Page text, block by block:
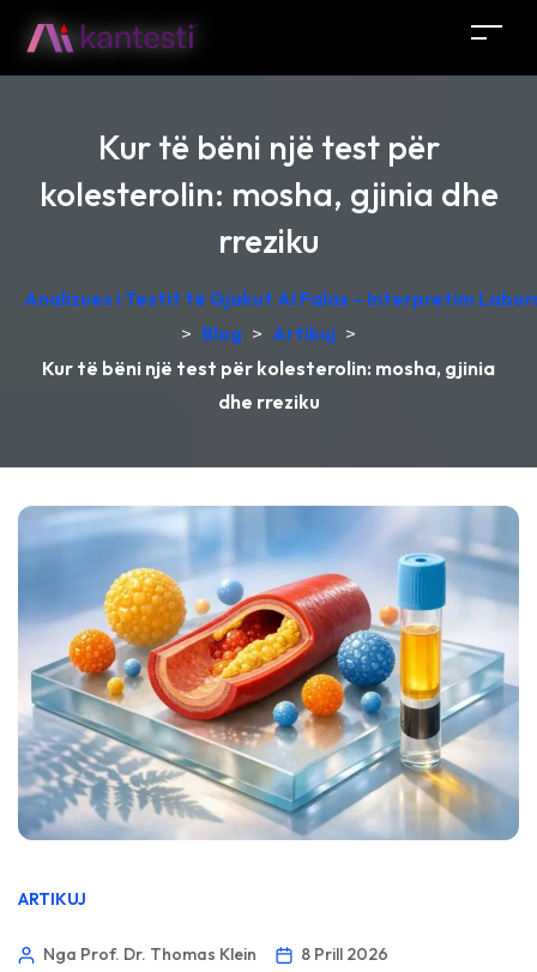
Kur të bëni një test për
kolesterolin: mosha, gjinia dhe
rreziku
Analizues i Testit të Gjakut AI Falas – Interpretim
> Blog > Artikuj >
Kur të bëni një test për kolesterolin: mosha, gjinia
dhe rreziku
ARTIKUJ
Nga Prof. Dr. Thomas Klein
8 Prill 2026